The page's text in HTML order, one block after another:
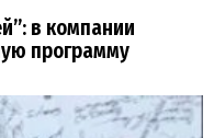
в компании
программу